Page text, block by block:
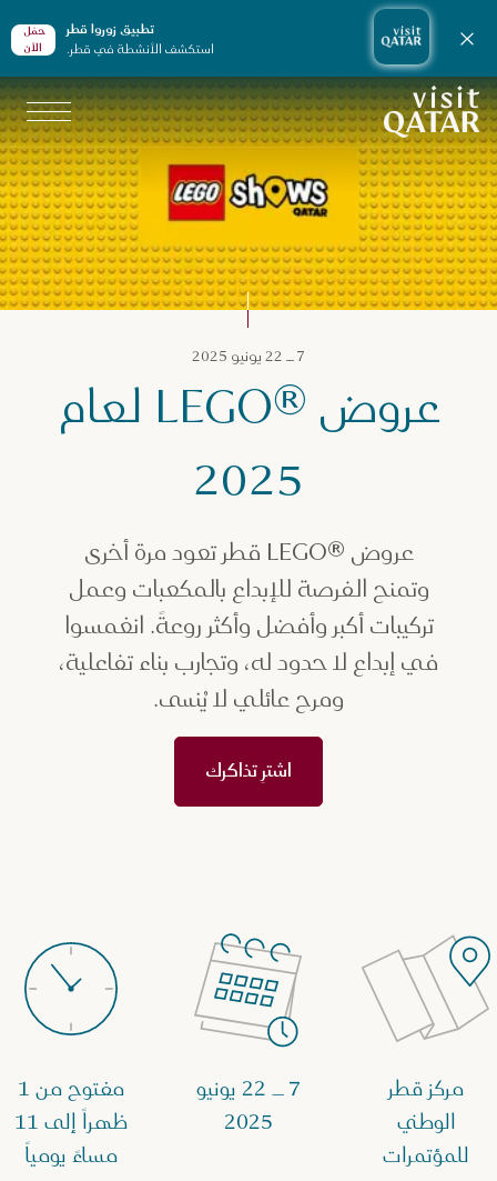
تطبيق زوروا قطر
استكشف الأنشطة في قطر.
حمّل
الأن
إغلاق الإشعارات
الصفحة الرئيسية لموقع VisitQatar
7 ــ 22 يونيو 2025
عروض ®LEGO لعام
2025
عروض ®LEGO قطر تعود مرة أخرى
وتمنح الفرصة للإبداع بالمكعبات وعمل
تركيبات أكبر وأفضل وأكثر روعةً. انغمسوا
في إبداع لا حدود له، وتجارب بناء تفاعلية،
ومرح عائلي لا يُنسى.
اشترِ تذاكرك
مركز قطر
الوطني
للمؤتمرات
7 ــ 22 يونيو
2025
مفتوح من 1
ظهراً إلى 11
مساءً يومياً